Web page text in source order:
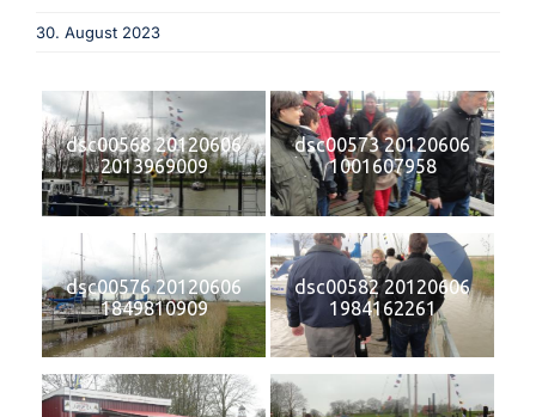
Verein
Termine
Fotogalerie
Archiv
30. August 2023
dsc00568 20120606
2013969009
dsc00573 20120606
1001607958
dsc00576 20120606
1849810909
dsc00582 20120606
1984162261